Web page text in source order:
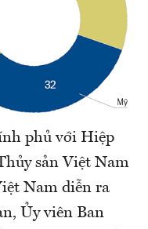
phủ với Hiệp
sản Việt Nam
Nam diễn ra
Ủy viên Ban